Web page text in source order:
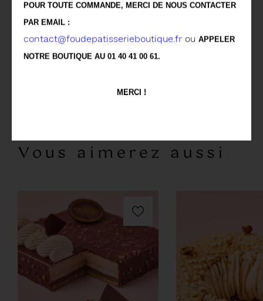
POUR TOUTE COMMANDE, MERCI DE NOUS CONTACTER
PAR EMAIL :
contact@foudepatisserieboutique.fr ou APPELER
NOTRE BOUTIQUE AU 01 40 41 00 61.
MERCI !
Meringue, Chantilly légère, vermicelles de crème de
marrons
Vous aimerez aussi